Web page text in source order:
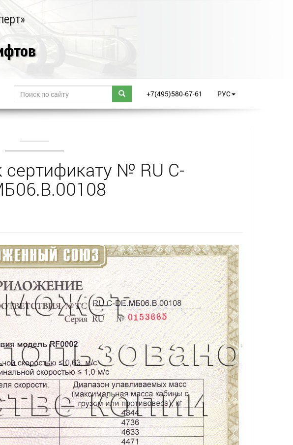
+7(495)580-67-61 РУС
№ RU С-